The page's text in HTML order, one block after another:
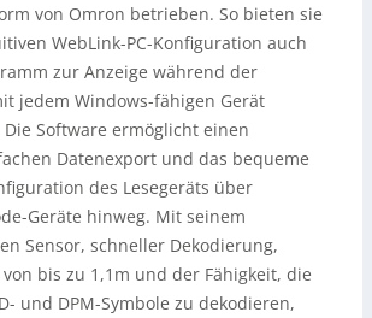
von Omron betrieben. So bieten sie
WebLink-PC-Konfiguration auch
zur Anzeige während der
jedem Windows-fähigen Gerät
Software ermöglicht einen
Datenexport und das bequeme
des Lesegeräts über
Geräte hinweg. Mit seinem
Sensor, schneller Dekodierung,
bis zu 1,1m und der Fähigkeit, die
und DPM-Symbole zu dekodieren,